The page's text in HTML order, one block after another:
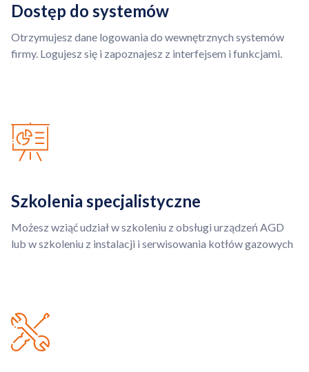
Dostęp do systemów
Otrzymujesz dane logowania do wewnętrznych systemów
firmy. Logujesz się i zapoznajesz z interfejsem i funkcjami.
Szkolenia specjalistyczne
Możesz wziąć udział w szkoleniu z obsługi urządzeń AGD
lub w szkoleniu z instalacji i serwisowania kotłów gazowych